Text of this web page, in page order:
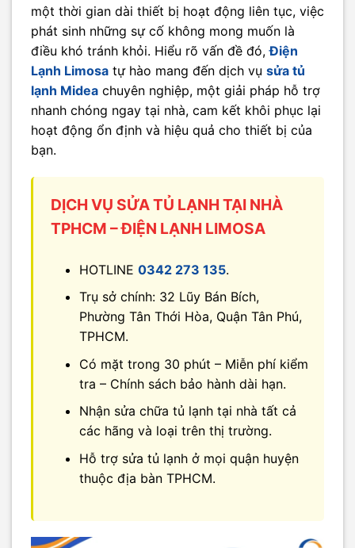
một thời gian dài thiết bị hoạt động liên tục, việc
phát sinh những sự cố không mong muốn là
điều khó tránh khỏi. Hiểu rõ vấn đề đó,Điện
Lạnh Limosa tự hào mang đến dịch vụ sửa tủ
lạnh Midea chuyên nghiệp, một giải pháp hỗ trợ
nhanh chóng ngay tại nhà, cam kết khôi phục lại
hoạt động ổn định và hiệu quả cho thiết bị của
bạn.
DỊCH VỤ SỬA TỦ LẠNH TẠI NHÀ
TPHCM – ĐIỆN LẠNH LIMOSA
HOTLINE 0342 273 135.
Trụ sở chính: 32 Lũy Bán Bích,
Phường Tân Thới Hòa, Quận Tân Phú,
TPHCM.
Có mặt trong 30 phút – Miễn phí kiểm
tra – Chính sách bảo hành dài hạn.
Nhận sửa chữa tủ lạnh tại nhà tất cả
các hãng và loại trên thị trường.
Hỗ trợ sửa tủ lạnh ở mọi quận huyện
thuộc địa bàn TPHCM.